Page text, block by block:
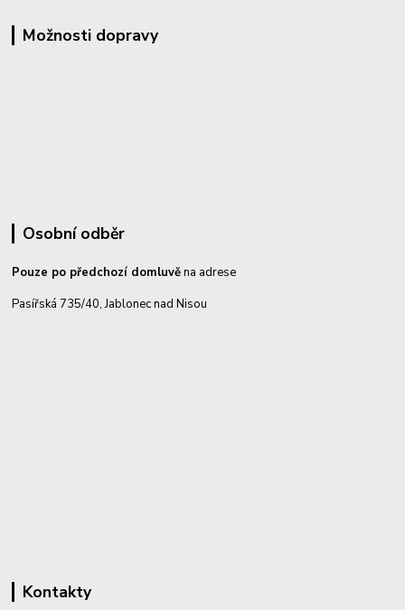
Možnosti dopravy
Osobní odběr
Pouze po předchozí domluvěna adrese
Pasířská 735/40, Jablonec nad Nisou
Kontakty